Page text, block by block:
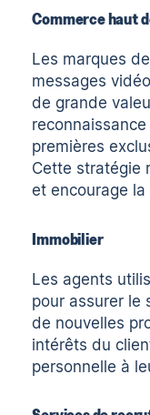
Commerce haut
Les marques
messages
de grande
premières
Cette stratégie
et encourage
Immobilier
Les agents
pour assurer le
de nouvelles
intérêts du
personnelle à